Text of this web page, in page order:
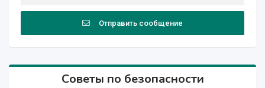
Отправить сообщение
Советы по безопасности